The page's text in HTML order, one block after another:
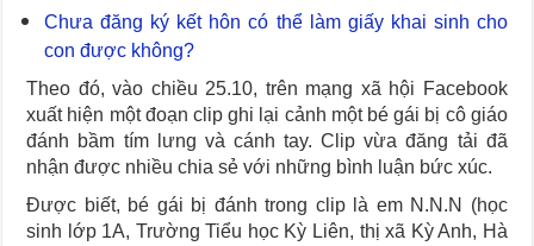
Chưa đăng ký kết hôn có thể làm giấy khai sinh cho
con được không?
Theo đó, vào chiều 25.10, trên mạng xã hội Facebook
xuất hiện một đoạn clip ghi lại cảnh một bé gái bị cô giáo
đánh bầm tím lưng và cánh tay. Clip vừa đăng tải đã
nhận được nhiều chia sẻ với những bình luận bức xúc.
Được biết, bé gái bị đánh trong clip là em N.N.N (học
sinh lớp 1A, Trường Tiểu học Kỳ Liên, thị xã Kỳ Anh, Hà